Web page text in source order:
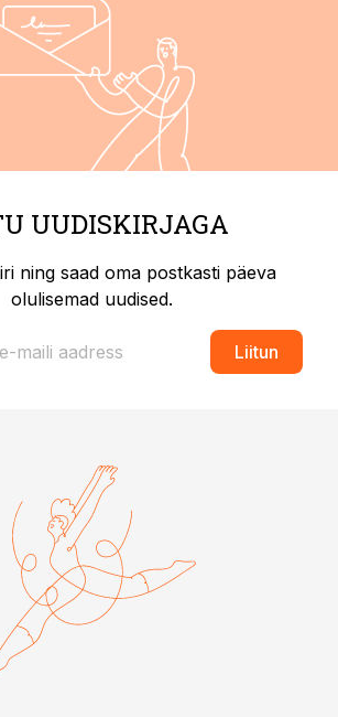
UUDISKIRJAGA
ning saad oma postkasti päeva
olulisemad uudised.
Liitun